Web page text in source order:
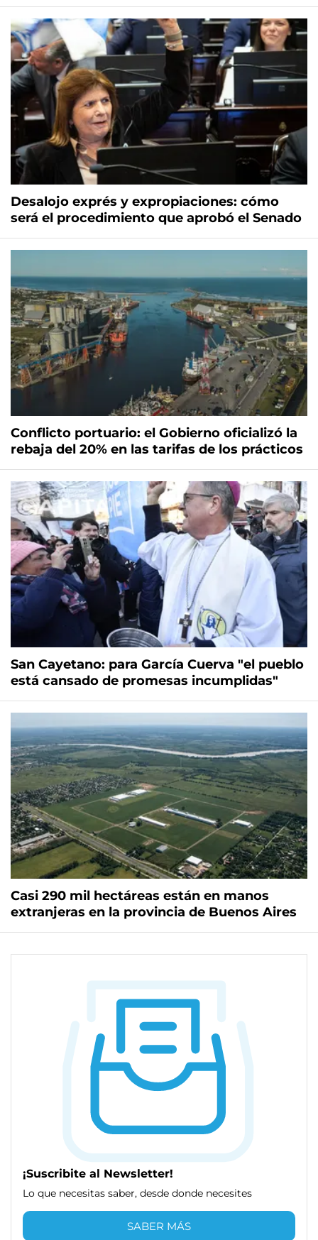
Desalojo exprés y expropiaciones: cómo
será el procedimiento que aprobó el Senado
Conflicto portuario: el Gobierno oficializó la
rebaja del 20% en las tarifas de los prácticos
San Cayetano: para García Cuerva "el pueblo
está cansado de promesas incumplidas"
Casi 290 mil hectáreas están en manos
extranjeras en la provincia de Buenos Aires
¡Suscribite al Newsletter!
Lo que necesitas saber, desde donde necesites
SABER MÁS